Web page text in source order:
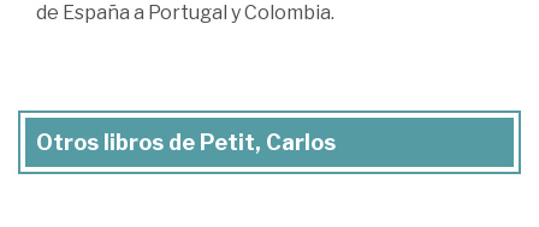
de España a Portugal y Colombia.
Otros libros de Petit, Carlos